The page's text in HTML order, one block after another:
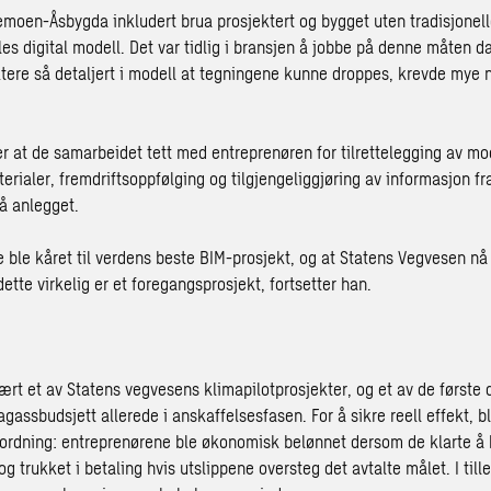
Åsbygda inkludert brua prosjektert og bygget uten
digital modell. Det var tidlig i bransjen å jobbe på denne måten
så detaljert i modell at tegningene kunne droppes, krevde mye
at de samarbeidet tett med entreprenøren for tilrettelegging av
fremdriftsoppfølging og tilgjengeliggjøring av informasjon
anlegget.
ble kåret til verdens beste BIM-prosjekt, og at Statens Vegvesen
virkelig er et foregangsprosjekt, fortsetter han.
et av Statens vegvesens klimapilotprosjekter, og et av de første
allerede i anskaffelsesfasen. For å sikre reell effekt,
entreprenørene ble økonomisk belønnet dersom de klarte
trukket i betaling hvis utslippene oversteg det avtalte målet. I